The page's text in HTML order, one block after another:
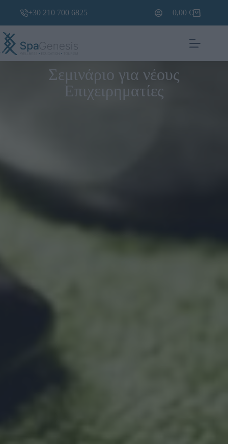
+30 210 700 6825 0,00€
Σεμινάριο για νέους
Επιχειρηματίες